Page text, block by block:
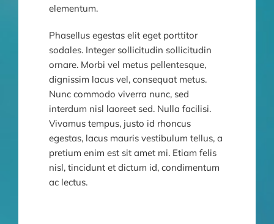
elementum.
Phasellus egestas elit eget porttitor
sodales. Integer sollicitudin sollicitudin
ornare. Morbi vel metus pellentesque,
dignissim lacus vel, consequat metus.
Nunc commodo viverra nunc, sed
interdum nisl laoreet sed. Nulla facilisi.
Vivamus tempus, justo id rhoncus
egestas, lacus mauris vestibulum tellus, a
pretium enim est sit amet mi. Etiam felis
nisl, tincidunt et dictum id, condimentum
ac lectus.